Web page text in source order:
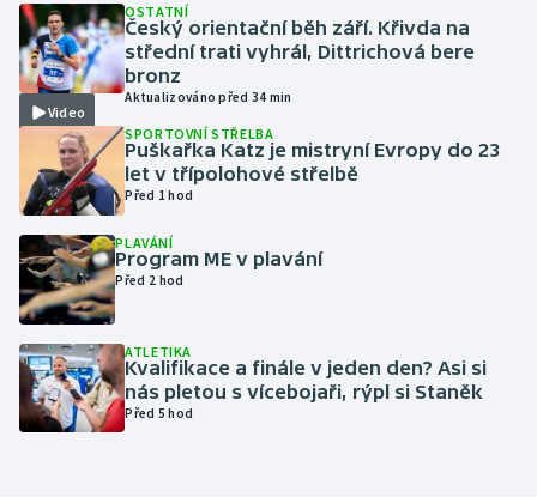
Házená
Jezdectví
Judo
Krasobruslení
Lezení
Lyže a snowboard
Moderní pětiboj
Motorsport
Video
OSTATNÍ
Český orientační běh září. Křivda na
střední trati vyhrál, Dittrichová bere
bronz
Aktualizováno před 34 min
SPORTOVNÍ STŘELBA
Puškařka Katz je mistryní Evropy do 23
let v třípolohové střelbě
Před 1 hod
PLAVÁNÍ
Program ME v plavání
Před 2 hod
ATLETIKA
Kvalifikace a finále v jeden den? Asi si
nás pletou s vícebojaři, rýpl si Staněk
Před 5 hod